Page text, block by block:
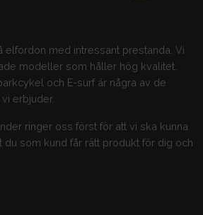
elfordon med intressant prestanda. Vi
modeller som håller hög kvalitet.
och E-surf är några av de
erbjuder.
ringer oss först för att vi ska kunna
du som kund får rätt produkt för dig och